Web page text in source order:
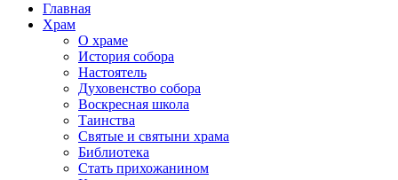
Главная
Храм
О храме
История собора
Настоятель
Духовенство собора
Воскресная школа
Таинства
Святые и святыни храма
Библиотека
Стать прихожанином